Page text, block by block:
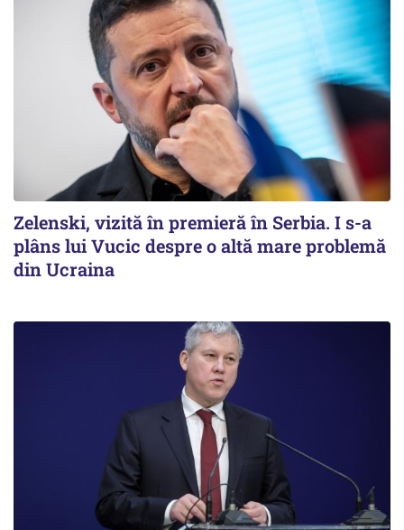
Zelenski, vizită în premieră în Serbia. I s-a
plâns lui Vucic despre o altă mare problemă
din Ucraina